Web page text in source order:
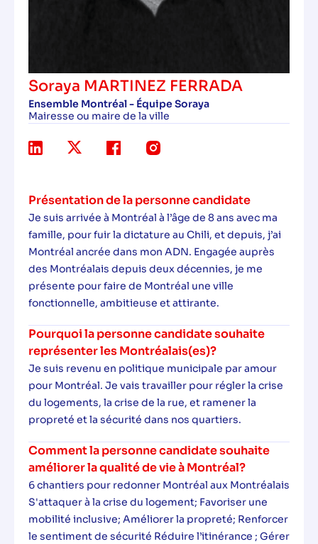
Soraya MARTINEZ FERRADA
Ensemble Montréal - Équipe Soraya
Mairesse ou maire de la ville
Présentation de la personne candidate
Je suis arrivée à Montréal à l’âge de 8 ans avec ma
famille, pour fuir la dictature au Chili, et depuis, j’ai
Montréal ancrée dans mon ADN. Engagée auprès
des Montréalais depuis deux décennies, je me
présente pour faire de Montréal une ville
fonctionnelle, ambitieuse et attirante.
Pourquoi la personne candidate souhaite
représenter les Montréalais(es)?
Je suis revenu en politique municipale par amour
pour Montréal. Je vais travailler pour régler la crise
du logements, la crise de la rue, et ramener la
propreté et la sécurité dans nos quartiers.
Comment la personne candidate souhaite
améliorer la qualité de vie à Montréal?
6 chantiers pour redonner Montréal aux Montréalais
S'attaquer à la crise du logement; Favoriser une
mobilité inclusive; Améliorer la propreté; Renforcer
le sentiment de sécurité Réduire l’itinérance ; Gérer